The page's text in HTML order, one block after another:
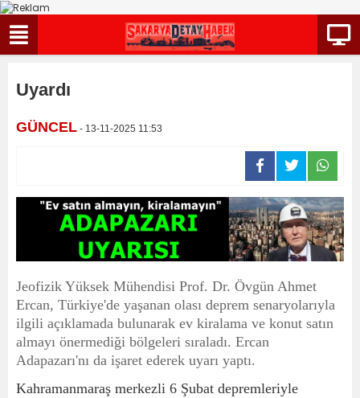
Uyardı
GÜNCEL - 13-11-2025 11:53
Jeofizik Yüksek Mühendisi Prof. Dr. Övgün Ahmet
Ercan, Türkiye'de yaşanan olası deprem senaryolarıyla
ilgili açıklamada bulunarak ev kiralama ve konut satın
almayı önermediği bölgeleri sıraladı. Ercan
Adapazarı'nı da işaret ederek uyarı yaptı.
Kahramanmaraş merkezli 6 Şubat depremleriyle